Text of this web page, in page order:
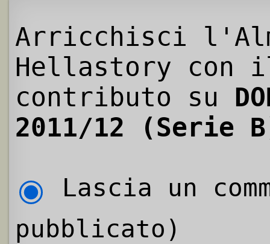
Arricchisci
Hellastory con
contributo su
2011/12 (Serie
Lascia un
pubblicato)